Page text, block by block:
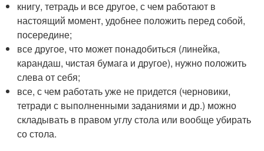
книгу, тетрадь и все другое, с чем работают в
настоящий момент, удобнее положить перед собой,
посередине;
все другое, что может понадобиться (линейка,
карандаш, чистая бумага и другое), нужно положить
слева от себя;
все, с чем работать уже не придется (черновики,
тетради с выполненными заданиями и др.) можно
складывать в правом углу стола или вообще убирать
со стола.